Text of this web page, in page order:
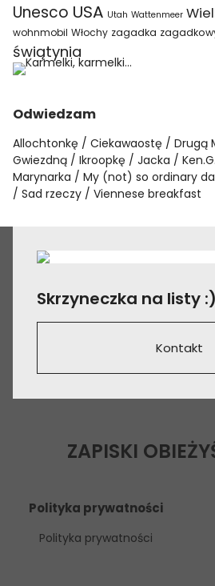
Unesco USA Utah Wattenmeer
wohnmobil Włochy zagadka
świątynia
Odwiedzam
Allochtonkę Ciekawaostę Drugą
Gwiezdną
Ikroopkę Jacka Ken.G.
Marynarka
My (not) so ordinary
Sad rzeczy
Viennese breakfast
Skrzyneczka na listy :)
Kontakt
ZAPISKI
Polityka prywatności
Polityka prywatności